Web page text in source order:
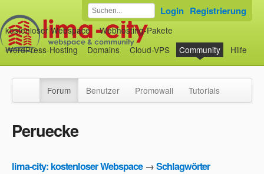
kostenloser Webspace
Webhosting-Pakete
WordPress-Hosting
Domains Cloud-VPS Community Hilfe
Login Registrierung
Forum Benutzer Promowall Tutorials
Peruecke
lima-city: kostenloser Webspace→Schlagwörter